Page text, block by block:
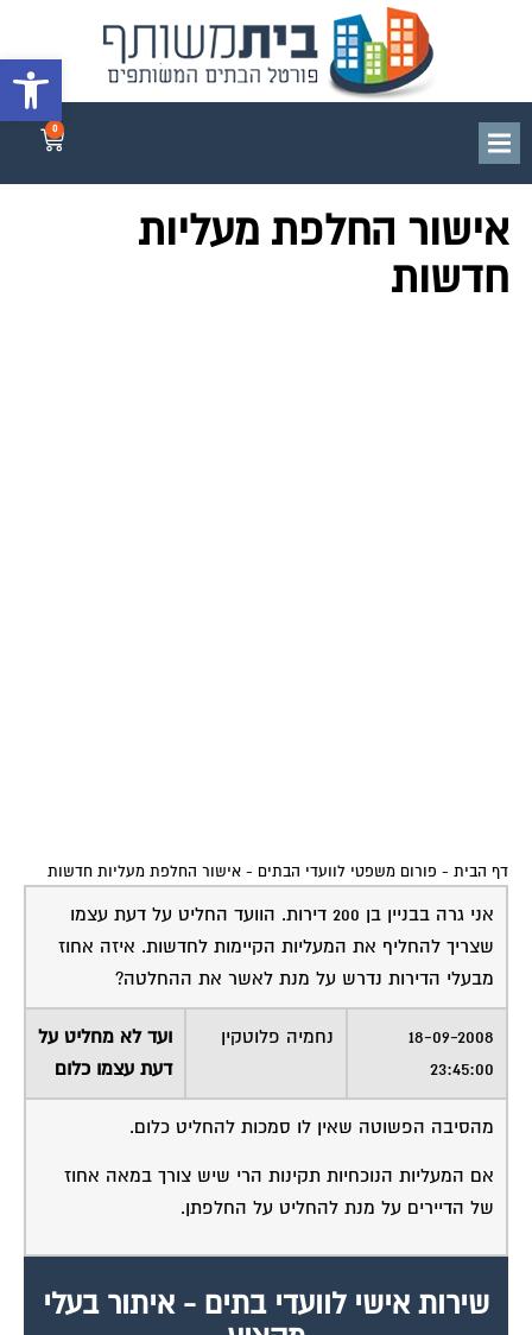
פתח
0
אישור החלפת מעליות
חדשות
דף הבית - פורום משפטי לוועדי הבתים - אישור החלפת מעליות חדשות
אני גרה בבניין בן 200 דירות. הוועד החליט על דעת עצמו
שצריך להחליף את המעליות הקיימות לחדשות. איזה אחוז
מבעלי הדירות נדרש על מנת לאשר את ההחלטה?
18-09-2008
23:45:00
נחמיה פלוטקין
ועד לא מחליט על
דעת עצמו כלום
מהסיבה הפשוטה שאין לו סמכות להחליט כלום.
אם המעליות הנוכחיות תקינות הרי שיש צורך במאה אחוז
של הדיירים על מנת להחליט על החלפתן.
שירות אישי לוועדי בתים - איתור בעלי